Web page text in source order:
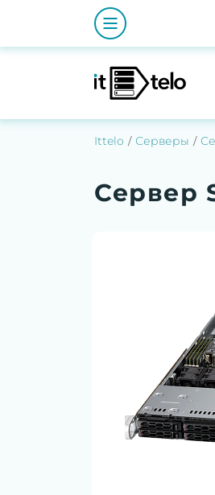
Ittelo Серверы
Сервер